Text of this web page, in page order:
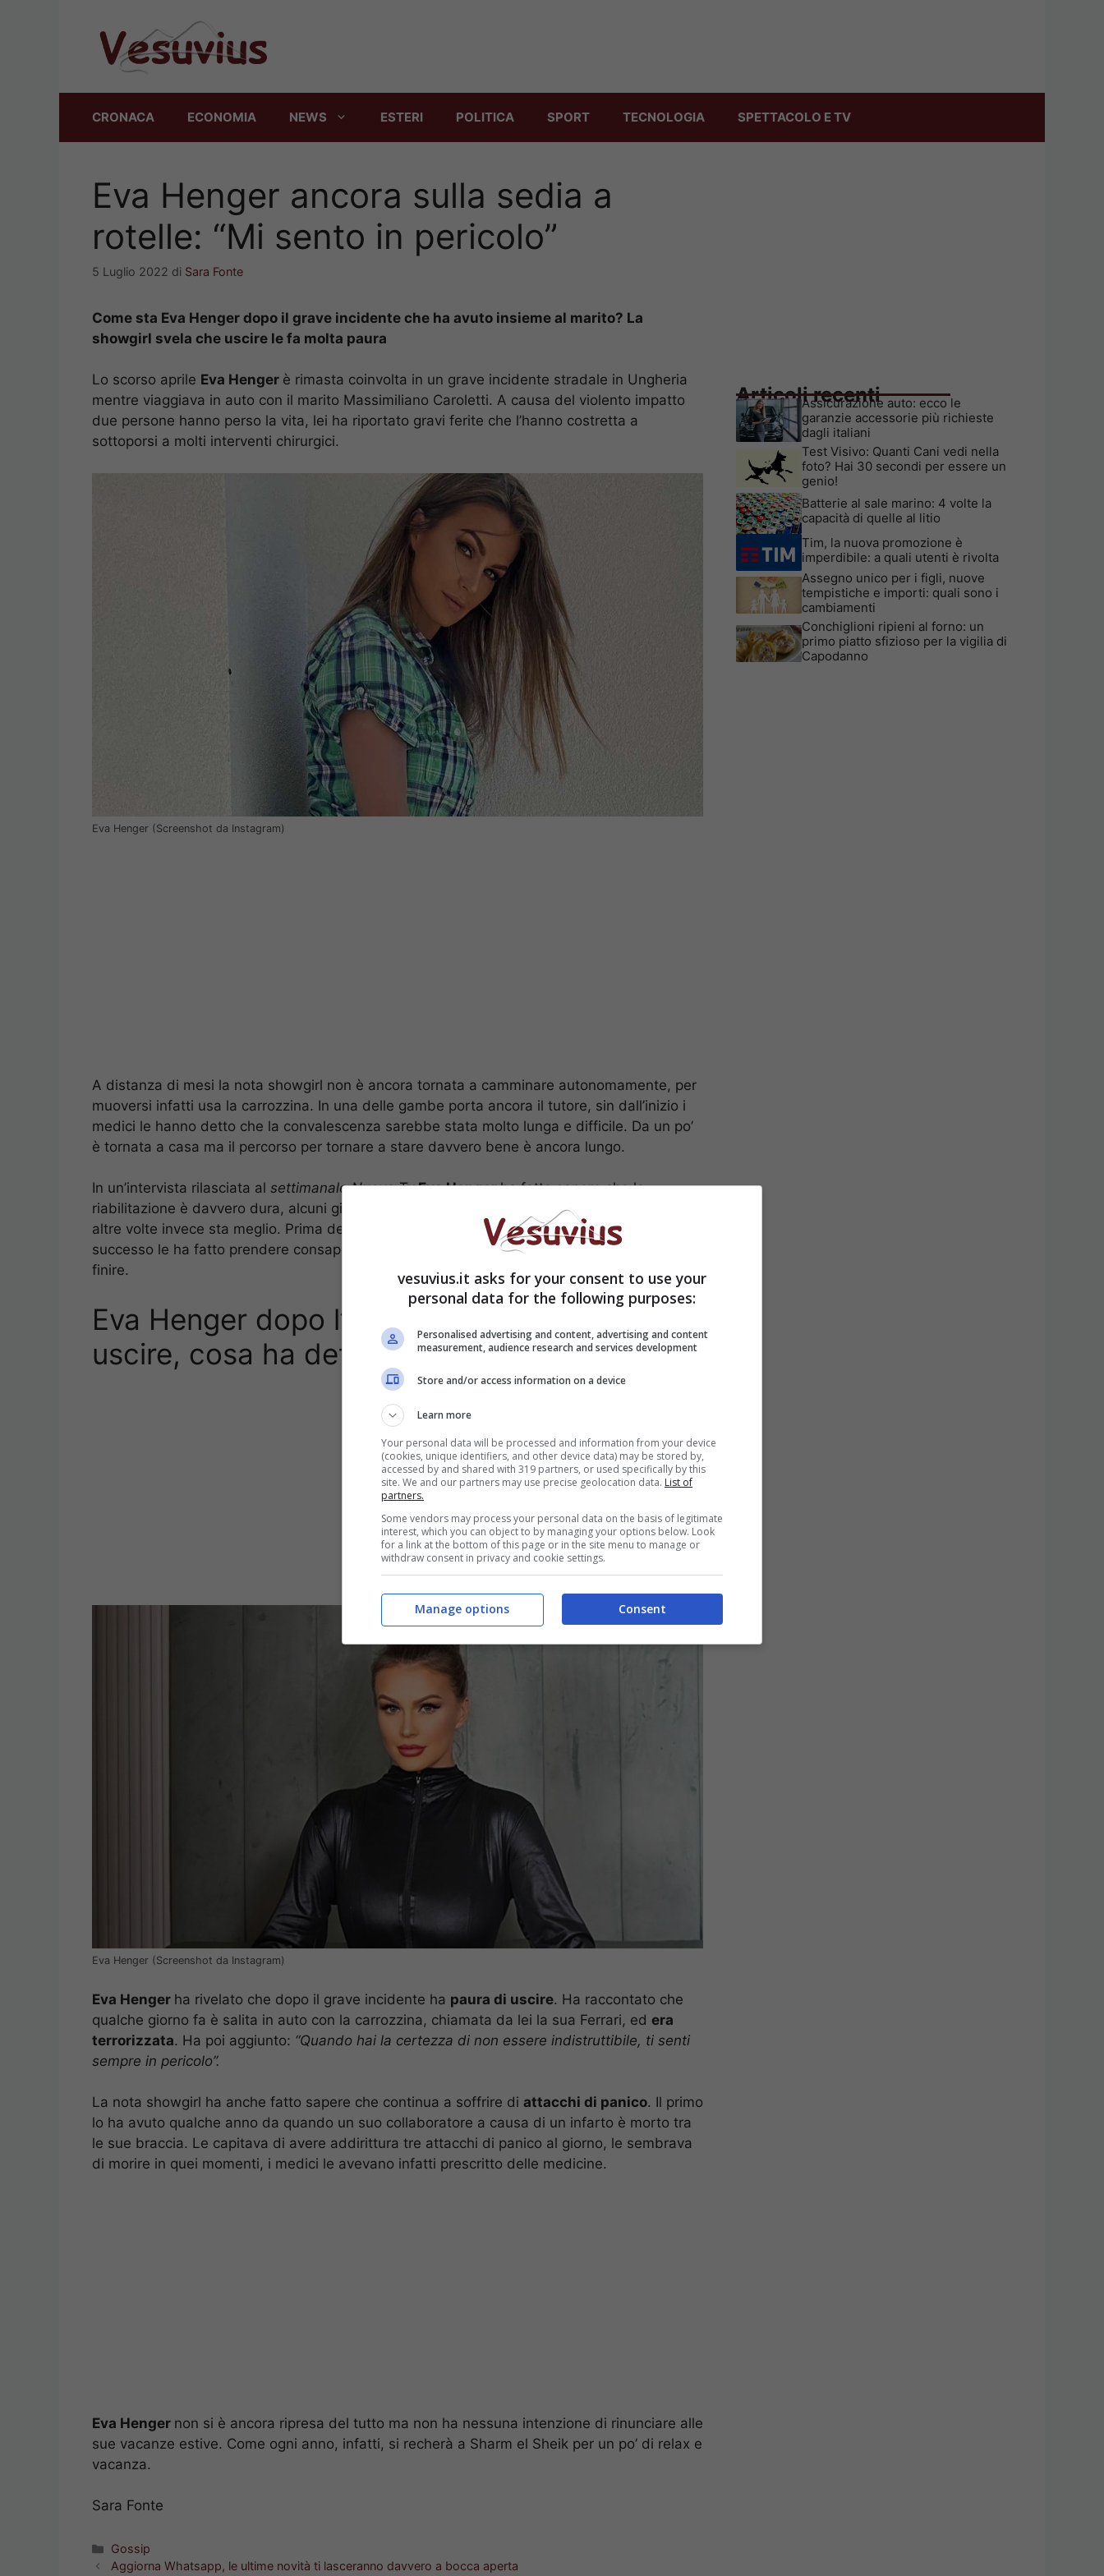
CRONACA ECONOMIA NEWS ESTERI POLITICA SPORT TECNOLOGIA SPETTACOLO E TV
Eva Henger ancora sulla sedia a
rotelle: “Mi sento in pericolo”
5 Luglio 2022 di Sara Fonte
Come sta Eva Henger dopo il grave incidente che ha avuto insieme al marito? La
showgirl svela che uscire le fa molta paura
Lo scorso aprile Eva Henger è rimasta coinvolta in un grave incidente stradale in Ungheria
mentre viaggiava in auto con il marito Massimiliano Caroletti. A causa del violento impatto
due persone hanno perso la vita, lei ha riportato gravi ferite che l’hanno costretta a
sottoporsi a molti interventi chirurgici.
Eva Henger (Screenshot da Instagram)
A distanza di mesi la nota showgirl non è ancora tornata a camminare autonomamente, per
muoversi infatti usa la carrozzina. In una delle gambe porta ancora il tutore, sin dall’inizio i
medici le hanno detto che la convalescenza sarebbe stata molto lunga e difficile. Da un po’
è tornata a casa ma il percorso per tornare a stare davvero bene è ancora lungo.
In un’intervista rilasciata al settimanale Nuovo TvEva Hengerha fatto sapere che la
riabilitazione è davvero dura, alcuni giorni non riesce a smettere di piangere per il dolore,
altre volte invece sta meglio. Prima dell’incidente vedeva la vita in modo diverso, ciò che le è
successo le ha fatto prendere consapevolezza del fatto che tutto può improvvisamente
finire.
Eva Henger dopo l’incidente ha paura di
uscire, cosa ha detto la soubrette
Eva Henger (Screenshot da Instagram)
Eva Henger ha rivelato che dopo il grave incidente ha paura di uscire. Ha raccontato che
qualche giorno fa è salita in auto con la carrozzina, chiamata da lei la sua Ferrari, ed era
terrorizzata. Ha poi aggiunto: “Quando hai la certezza di non essere indistruttibile, ti senti
sempre in pericolo”.
La nota showgirl ha anche fatto sapere che continua a soffrire di attacchi di panico. Il primo
lo ha avuto qualche anno da quando un suo collaboratore a causa di un infarto è morto tra
le sue braccia. Le capitava di avere addirittura tre attacchi di panico al giorno, le sembrava
di morire in quei momenti, i medici le avevano infatti prescritto delle medicine.
Eva Henger non si è ancora ripresa del tutto ma non ha nessuna intenzione di rinunciare alle
sue vacanze estive. Come ogni anno, infatti, si recherà a Sharm el Sheik per un po’ di relax e
vacanza.
Sara Fonte
Categorie
Gossip
Aggiorna Whatsapp, le ultime novità ti lasceranno davvero a bocca aperta
Articoli recenti
Assicurazione auto: ecco le
garanzie accessorie più richieste
dagli italiani
Test Visivo: Quanti Cani vedi nella
foto? Hai 30 secondi per essere un
genio!
Batterie al sale marino: 4 volte la
capacità di quelle al litio
Tim, la nuova promozione è
imperdibile: a quali utenti è rivolta
Assegno unico per i figli, nuove
tempistiche e importi: quali sono i
cambiamenti
Conchiglioni ripieni al forno: un
primo piatto sfizioso per la vigilia di
Capodanno
vesuvius.it asks for your consent to use your
personal data for the following purposes:
Personalised advertising and content, advertising and content
measurement, audience research and services development
Store and/or access information on a device
Learn more
Your personal data will be processed and information from your device
(cookies, unique identifiers, and other device data) may be stored by,
accessed by and shared with 319 partners, or used specifically by this
site. We and our partners may use precise geolocation data. List of
partners.
Some vendors may process your personal data on the basis of legitimate
interest, which you can object to by managing your options below. Look
for a link at the bottom of this page or in the site menu to manage or
withdraw consent in privacy and cookie settings.
Consent
Manage options